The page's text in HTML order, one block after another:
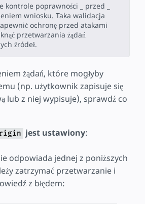
kontrole poprawności _ przed _
wniosku. Taka walidacja
ochronę przed atakami
przetwarzania żądań
źródeł.
żądań, które mogłyby
(np. użytkownik zapisuje się
lub z niej wypisuje), sprawdź co
jest ustawiony:
odpowiada jednej z poniższych
zatrzymać przetwarzanie i
z błędem: